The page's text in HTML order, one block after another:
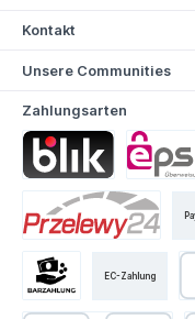
Kontakt
Unsere Communities
Zahlungsarten
EC-Zahlung